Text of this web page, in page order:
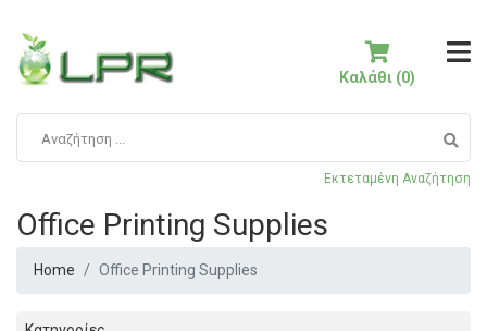
Εκτεταμένη Αναζήτηση
Καλάθι (0)
Office Printing Supplies
Home Office Printing Supplies